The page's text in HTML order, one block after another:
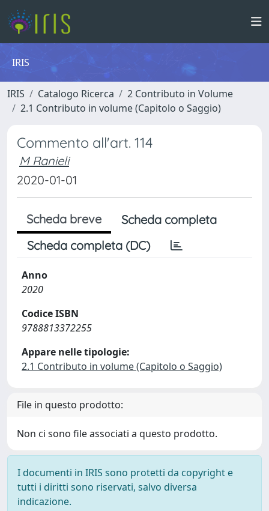
IRIS
IRIS Catalogo Ricerca
2 Contributo in Volume
2.1 Contributo in volume (Capitolo o Saggio)
Commento all'art. 114
M Ranieli
2020-01-01
Scheda breve
Scheda completa
Scheda completa (DC)
Anno
2020
Codice ISBN
9788813372255
Appare nelle tipologie:
2.1 Contributo in volume (Capitolo o Saggio)
File in questo prodotto:
Non ci sono file associati a questo prodotto.
I documenti in IRIS sono protetti da copyright e
tutti i diritti sono riservati, salvo diversa
indicazione.